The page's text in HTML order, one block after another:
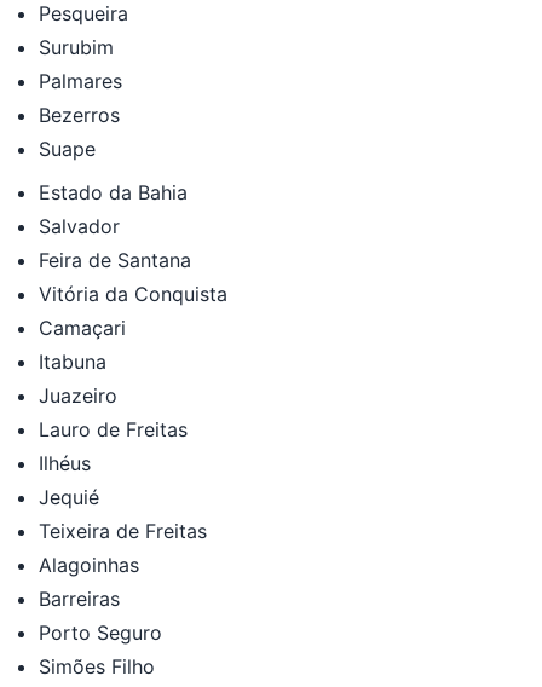
Pesqueira
Surubim
Palmares
Bezerros
Suape
Estado da Bahia
Salvador
Feira de Santana
Vitória da Conquista
Camaçari
Itabuna
Juazeiro
Lauro de Freitas
Ilhéus
Jequié
Teixeira de Freitas
Alagoinhas
Barreiras
Porto Seguro
Simões Filho